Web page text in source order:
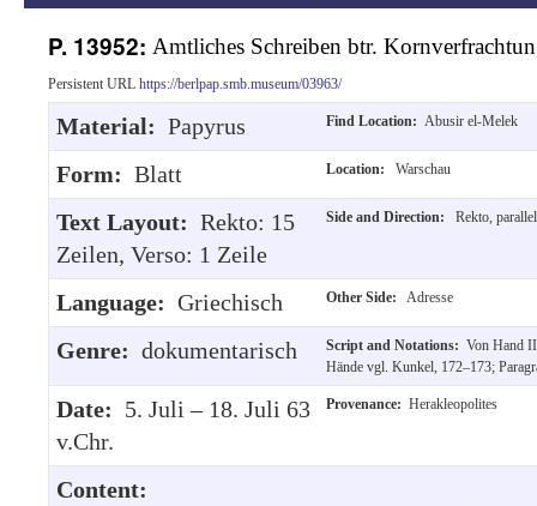
P. 13952: Amtliches Schreiben btr.
Persistent URL https://berlpap.smb.museum/03963/
Material: Papyrus Find Location: Abusir el-Melek
Form: Blatt Location: Warschau
Text Layout: Rekto: 15
Zeilen, Verso: 1 Zeile
Side and Direction: Rekto,
Language: Griechisch Other Side: Adresse
Genre: dokumentarisch Script and Notations: Von Hand
Hände vgl. Kunkel, 172–173;
Date: 5. Juli – 18. Juli 63
v.Chr.
Provenance: Herakleopolites
Content: